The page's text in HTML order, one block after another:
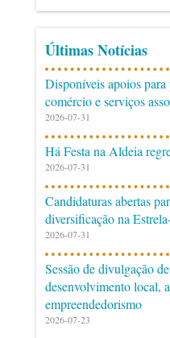
Últimas Notícias
Disponíveis apoios
comércio e serviços
2026-07-31
Há Festa na Aldeia
2026-07-31
Candidaturas abertas
diversificação na
2026-07-31
Sessão de divulgação
desenvolvimento local,
empreendedorismo
2026-07-23